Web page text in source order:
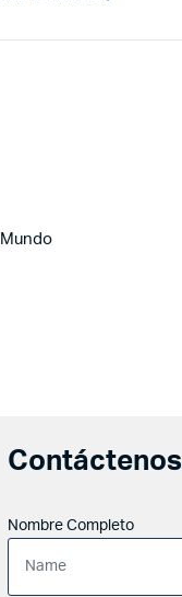
Contáctenos
Nombre Completo